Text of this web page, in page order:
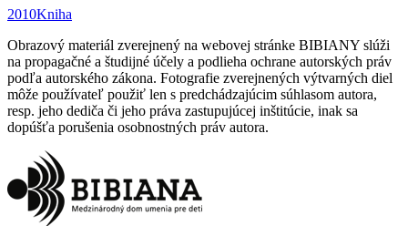
2010Kniha
Obrazový materiál zverejnený na webovej stránke BIBIANY slúži
na propagačné a študijné účely a podlieha ochrane autorských práv
podľa autorského zákona. Fotografie zverejnených výtvarných diel
môže používateľ použiť len s predchádzajúcim súhlasom autora,
resp. jeho dediča či jeho práva zastupujúcej inštitúcie, inak sa
dopúšťa porušenia osobnostných práv autora.